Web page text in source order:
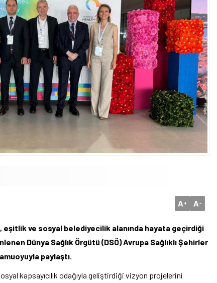
A+ A-
ve sosyal belediyecilik alanında hayata geçirdiği
Dünya Sağlık Örgütü (DSÖ) Avrupa Sağlıklı Şehirler
paylaştı.
kapsayıcılık odağıyla geliştirdiği vizyon projelerini